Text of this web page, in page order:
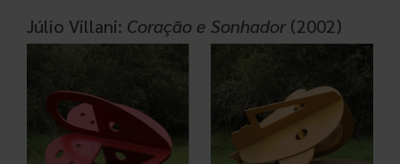
Júlio Villani: Coração e Sonhador(2002)